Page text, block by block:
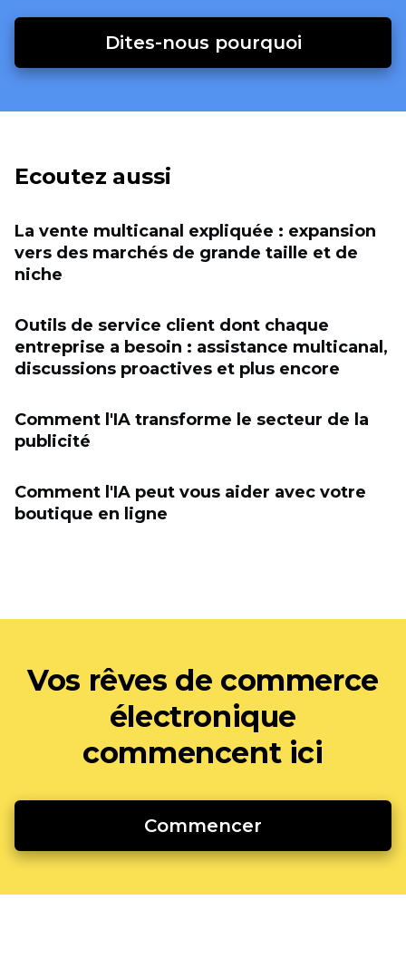
Dites-nous pourquoi
Ecoutez aussi
La vente multicanal expliquée : expansion
vers des marchés de grande taille et de
niche
Outils de service client dont chaque
entreprise a besoin : assistance multicanal,
discussions proactives et plus encore
Comment l'IA transforme le secteur de la
publicité
Comment l'IA peut vous aider avec votre
boutique en ligne
Vos rêves de commerce
électronique
commencent ici
Commencer